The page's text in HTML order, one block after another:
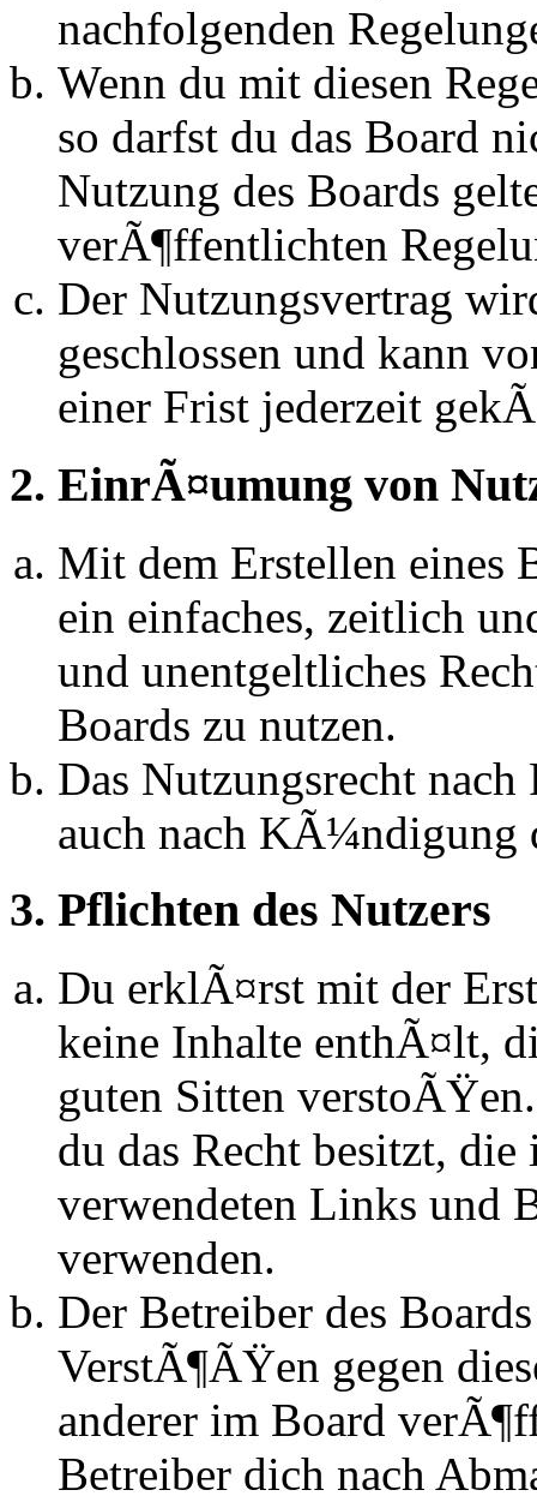
nachfolgenden
Wenn du mit diesen
so darfst du das Board
Nutzung des Boards
verÃ¶ffentlichten
Der Nutzungsvertrag
geschlossen und kann
einer Frist jederzeit
2. EinrÃ¤umung von
Mit dem Erstellen eines
ein einfaches, zeitlich
und unentgeltliches
Boards zu nutzen.
Das Nutzungsrecht
auch nach KÃ¼ndigung
3. Pflichten des Nutzers
Du erklÃ¤rst mit der
keine Inhalte enthÃ¤lt,
guten Sitten
du das Recht besitzt,
verwendeten Links und
verwenden.
Der Betreiber des
VerstÃ¶ÃŸen gegen
anderer im Board
Betreiber dich nach